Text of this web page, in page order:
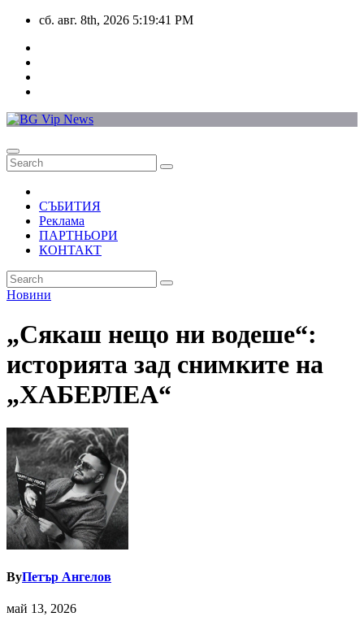
Skip
content
сб. авг. 8th, 2026 5:19:41 PM
СЪБИТИЯ
Реклама
ПАРТНЬОРИ
КОНТАКТ
Новини
„Сякаш нещо ни водеше“:
историята зад снимките на
„ХАБЕРЛЕА“
ByПетър Ангелов
май 13, 2026